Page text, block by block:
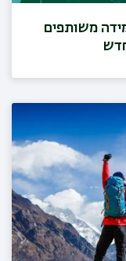
משותפים